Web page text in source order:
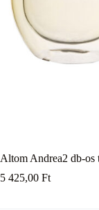
Altom Andrea2 db-os
5 425,00 Ft